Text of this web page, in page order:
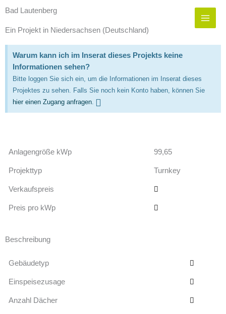
springen
Bad Lautenberg
Ein Projekt in Niedersachsen (Deutschland)
Warum kann ich im Inserat dieses Projekts keine
Informationen sehen?
Bitte loggen Sie sich ein, um die Informationen im Inserat dieses
Projektes zu sehen. Falls Sie noch kein Konto haben, können Sie
hier einen Zugang anfragen.
Anlagengröße kWp 99,65
Projekttyp Turnkey
Verkaufspreis
Preis pro kWp
Beschreibung
Gebäudetyp
Einspeisezusage
Anzahl Dächer